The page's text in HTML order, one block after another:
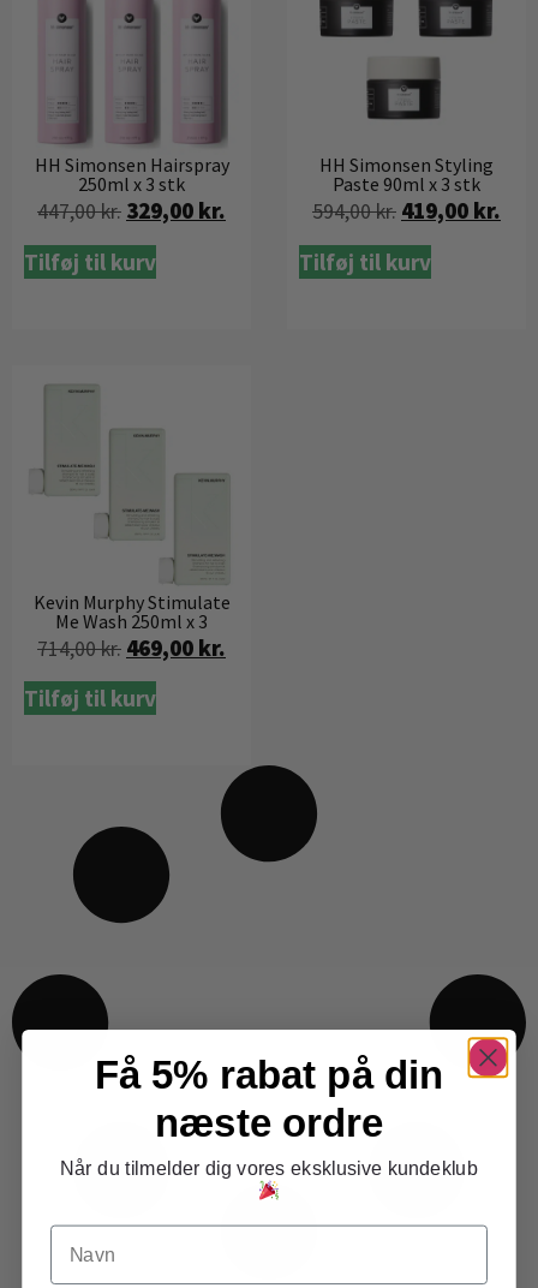
HH Simonsen Hairspray
250ml x 3 stk
447,00kr. 329,00 kr.
Tilføj til kurv
HH Simonsen Styling
Paste 90ml x 3 stk
594,00kr. 419,00 kr.
Tilføj til kurv
Kevin Murphy Stimulate
Me Wash 250ml x 3
714,00kr. 469,00 kr.
Tilføj til kurv
Få 5% rabat på din
næste ordre
Når du tilmelder dig vores eksklusive kundeklub
Navn